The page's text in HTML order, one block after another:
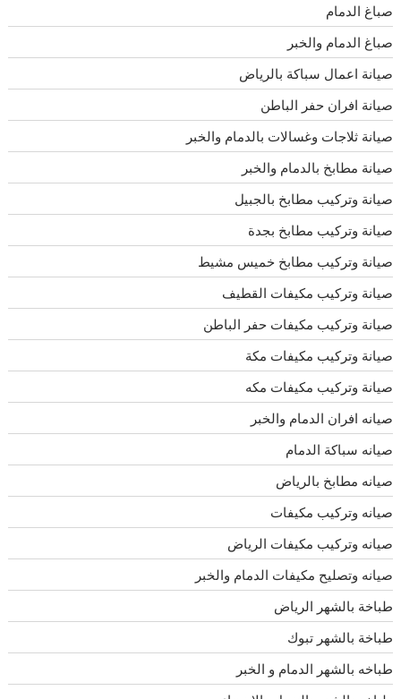
صباغ الدمام
صباغ الدمام والخبر
صيانة اعمال سباكة بالرياض
صيانة افران حفر الباطن
صيانة ثلاجات وغسالات بالدمام والخبر
صيانة مطابخ بالدمام والخبر
صيانة وتركيب مطابخ بالجبيل
صيانة وتركيب مطابخ بجدة
صيانة وتركيب مطابخ خميس مشيط
صيانة وتركيب مكيفات القطيف
صيانة وتركيب مكيفات حفر الباطن
صيانة وتركيب مكيفات مكة
صيانة وتركيب مكيفات مكه
صيانه افران الدمام والخبر
صيانه سباكة الدمام
صيانه مطابخ بالرياض
صيانه وتركيب مكيفات
صيانه وتركيب مكيفات الرياض
صيانه وتصليح مكيفات الدمام والخبر
طباخة بالشهر الرياض
طباخة بالشهر تبوك
طباخه بالشهر الدمام و الخبر